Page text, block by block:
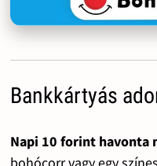
Bankkártyás
Napi 10 forint havonta